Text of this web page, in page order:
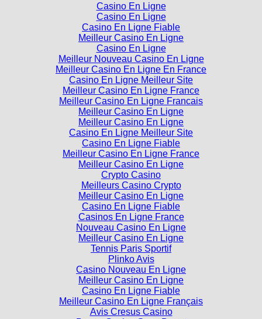
Casino En Ligne
Casino En Ligne
Casino En Ligne Fiable
Meilleur Casino En Ligne
Casino En Ligne
Meilleur Nouveau Casino En Ligne
Meilleur Casino En Ligne En France
Casino En Ligne Meilleur Site
Meilleur Casino En Ligne France
Meilleur Casino En Ligne Francais
Meilleur Casino En Ligne
Meilleur Casino En Ligne
Casino En Ligne Meilleur Site
Casino En Ligne Fiable
Meilleur Casino En Ligne France
Meilleur Casino En Ligne
Crypto Casino
Meilleurs Casino Crypto
Meilleur Casino En Ligne
Casino En Ligne Fiable
Casinos En Ligne France
Nouveau Casino En Ligne
Meilleur Casino En Ligne
Tennis Paris Sportif
Plinko Avis
Casino Nouveau En Ligne
Meilleur Casino En Ligne
Casino En Ligne Fiable
Meilleur Casino En Ligne Français
Avis Cresus Casino